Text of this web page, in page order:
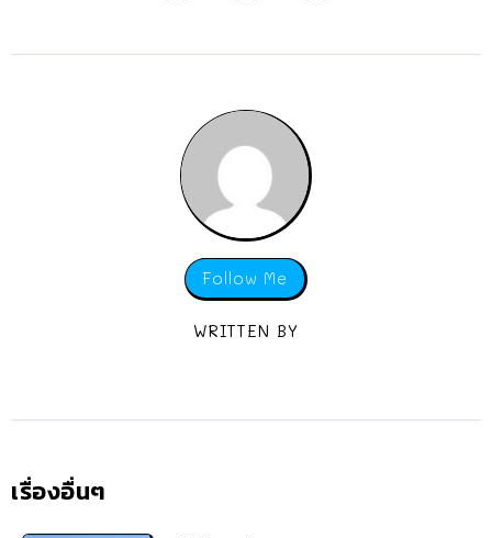
Follow Me
WRITTEN BY
เรื่องอื่นๆ